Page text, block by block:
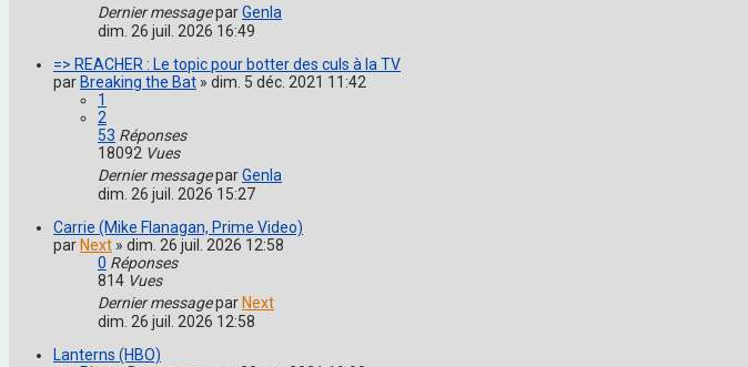
Dernier messageparGenla
dim. 26 juil. 2026 16:49
=> REACHER : Le topic pour botter des culs à la TV
parBreaking the Bat » dim. 5 déc. 2021 11:42
1
2
53 Réponses
18092 Vues
Dernier messageparGenla
dim. 26 juil. 2026 15:27
Carrie (Mike Flanagan, Prime Video)
parNext » dim. 26 juil. 2026 12:58
0 Réponses
814 Vues
Dernier messageparNext
dim. 26 juil. 2026 12:58
Lanterns (HBO)